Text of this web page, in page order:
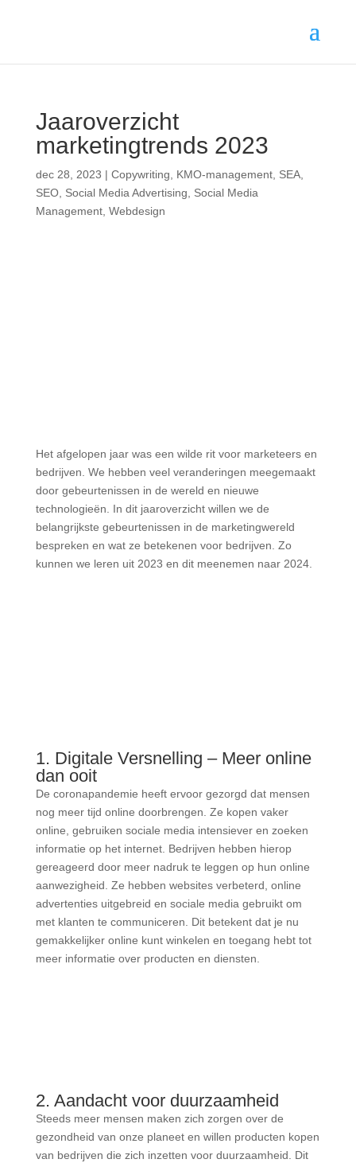
Jaaroverzicht
marketingtrends 2023
dec 28, 2023 | Copywriting KMO-management, SEA,
SEO, Social Media Advertising
Social Media
Management, Webdesign
Het afgelopen jaar was een wilde rit voor marketeers en
bedrijven. We hebben veel veranderingen meegemaakt
door gebeurtenissen in de wereld en nieuwe
technologieën. In dit jaaroverzicht willen we de
belangrijkste gebeurtenissen in de marketingwereld
bespreken en wat ze betekenen voor bedrijven. Zo
kunnen we leren uit 2023 en dit meenemen naar 2024.
1. Digitale Versnelling – Meer online
dan ooit
De coronapandemie heeft ervoor gezorgd dat mensen
nog meer tijd online doorbrengen. Ze kopen vaker
online, gebruiken sociale media intensiever en zoeken
informatie op het internet. Bedrijven hebben hierop
gereageerd door meer nadruk te leggen op hun online
aanwezigheid. Ze hebben websites verbeterd, online
advertenties uitgebreid en sociale media gebruikt om
met klanten te communiceren. Dit betekent dat je nu
gemakkelijker online kunt winkelen en toegang hebt tot
meer informatie over producten en diensten.
2. Aandacht voor duurzaamheid
Steeds meer mensen maken zich zorgen over de
gezondheid van onze planeet en willen producten kopen
van bedrijven die zich inzetten voor duurzaamheid. Dit